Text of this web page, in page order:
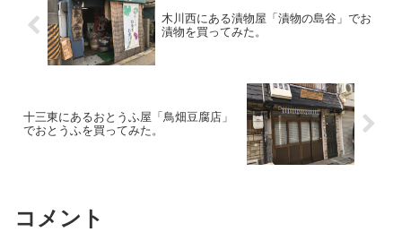
木川西にある漬物屋「漬物の島谷」でお
漬物を買ってみた。
十三東にあるおとうふ屋「鳥畑豆腐店」
でおとうふを買ってみた。
コメント